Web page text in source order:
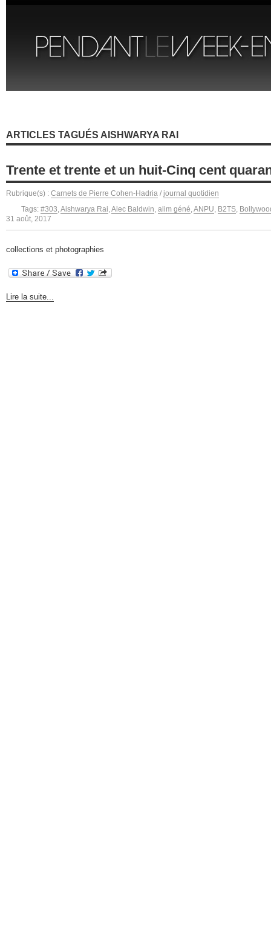
ARTICLES TAGUÉS AISHWARYA RAI
Trente et trente et un huit-Cinq cent
Rubrique(s) : Carnets de Pierre Cohen-Hadria / journal quotidien
Tags: #303,Aishwarya Rai,Alec Baldwin, alim géné,ANPU, B2TS,
31 août, 2017
collections et photographies
Lire la suite...